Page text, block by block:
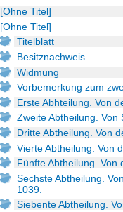
[Ohne Titel]
[Ohne Titel]
Titelblatt
Besitznachweis
Widmung
Vorbemerkung zum
Erste Abhteilung. Von
Zweite Abtheilung.
Dritte Abtheilung. Von
Vierte Abtheilung. Von
Fünfte Abtheilung.
Sechste Abtheilung.
1039.
Siebente Abtheilung.